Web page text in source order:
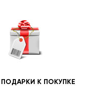
ПОДАРКИ К ПОКУПКЕ